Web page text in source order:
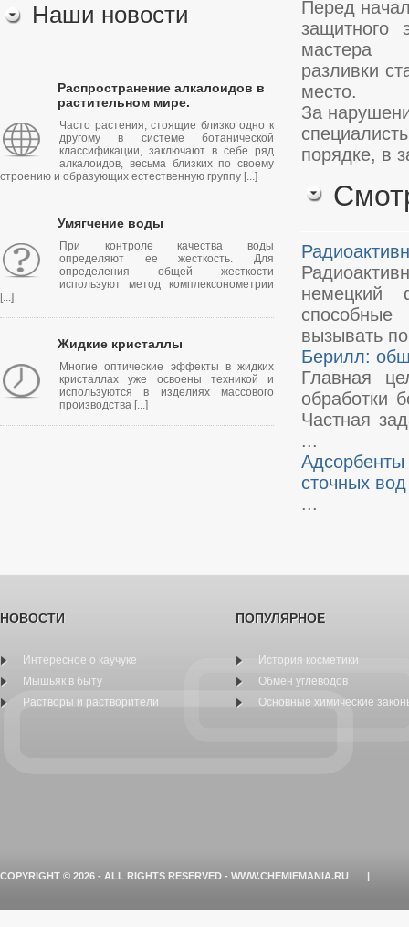
Наши новости
Распространение алкалоидов в
растительном мире.
Часто растения, стоящие близко одно к
другому в системе ботанической
классификации, заключают в себе ряд
алкалоидов, весьма близких по своему
строению и образующих естественную группу [...]
Умягчение воды
При контроле качества воды
определяют ее жесткость. Для
определения общей жесткости
используют метод комплексонометрии
[...]
Жидкие кристаллы
Многие оптические эффекты в жидких
кристаллах уже освоены техникой и
используются в изделиях массового
производства [...]
Перед
защитного
мастера
разливки
место.
За
порядке, в
немецкий
вызывать
Берилл:
Главная
обработки
Частная
...
сточных вод
...
НОВОСТИ
Интересное о каучуке
Мышьяк в быту
Растворы и растворители
ПОПУЛЯРНОЕ
История косметики
Обмен углеводов
Основные химические
COPYRIGHT © 2026 - ALL RIGHTS RESERVED - WWW.CHEMIEMANIA.RU |